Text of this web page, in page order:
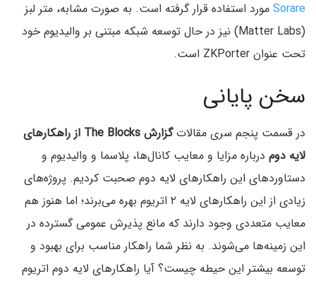
Sorare مورد استفاده قرار گرفته است. به صورت مشابه‌، متر لبز
(Matter Labs‌) نیز در حال توسعه شبکه مبتنی بر والیدیوم خود
تحت عنوان ZKPorter است.
سخن پایانی
در قسمت پنجم سری مقالات
گزارش The Blocks از راهکارهای
لایه دوم‌ درباره مزایا و معایب کانال‌ها‌، پلاسما و والیدیوم و
دستاورد‌های این راهکار‌های لایه دوم صحبت کردیم. پروژه‌های
زیادی از این راهکار‌های لایه ۲ اتریوم بهره می‌برند؛ اما هنوز هم
معایب متعددی وجود دارند که مانع پذیرش عمومی گسترده در
این زمینه‌ها می‌شوند. به نظر شما راهکار مناسب برای بهبود و
توسعه بیشتر این حیطه چیست؟ آیا راهکار‌های لایه دوم اتریوم